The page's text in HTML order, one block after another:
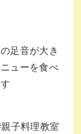
足音が大き
ューを食べ
子料理教室